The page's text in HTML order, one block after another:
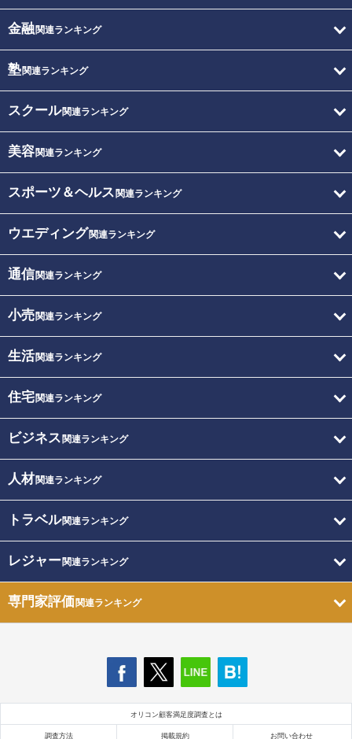
金融関連ランキング
塾関連ランキング
スクール関連ランキング
美容関連ランキング
スポーツ＆ヘルス 関連ランキング
ウエディング関連ランキング
通信関連ランキング
小売関連ランキング
生活関連ランキング
住宅関連ランキング
ビジネス 関連ランキング
人材関連ランキング
トラベル関連ランキング
レジャー関連ランキング
専門家評価関連ランキング
オリコン顧客満足度調査とは
調査方法 掲載規約 お問い合わせ